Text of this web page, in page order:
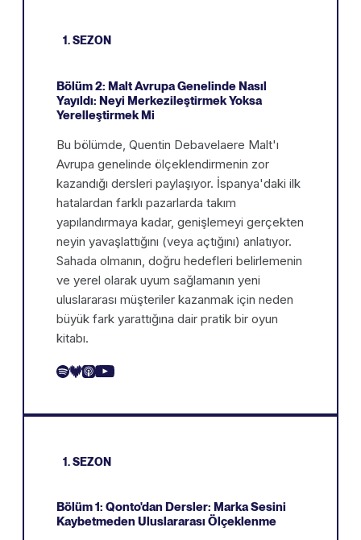
1. SEZON
Bölüm 2: Malt Avrupa Genelinde Nasıl
Yayıldı: Neyi Merkezileştirmek Yoksa
Yerelleştirmek Mi
Bu bölümde, Quentin Debavelaere Malt'ı
Avrupa genelinde ölçeklendirmenin zor
kazandığı dersleri paylaşıyor. İspanya'daki ilk
hatalardan farklı pazarlarda takım
yapılandırmaya kadar, genişlemeyi gerçekten
neyin yavaşlattığını (veya açtığını) anlatıyor.
Sahada olmanın, doğru hedefleri belirlemenin
ve yerel olarak uyum sağlamanın yeni
uluslararası müşteriler kazanmak için neden
büyük fark yarattığına dair pratik bir oyun
kitabı.
1. SEZON
Bölüm 1: Qonto'dan Dersler: Marka Sesini
Kaybetmeden Uluslararası Ölçeklenme